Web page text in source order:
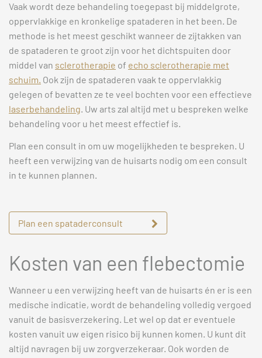
Vaak wordt deze behandeling toegepast bij middelgrote,
oppervlakkige en kronkelige spataderen in het been. De
methode is het meest geschikt wanneer de zijtakken van
de spataderen te groot zijn voor het dichtspuiten door
middel van sclerotherapie of echo sclerotherapie met
schuim. Ook zijn de spataderen vaak te oppervlakkig
gelegen of bevatten ze te veel bochten voor een effectieve
laserbehandeling. Uw arts zal altijd met u bespreken welke
behandeling voor u het meest effectief is.
Plan een consult in om uw mogelijkheden te bespreken. U
heeft een verwijzing van de huisarts nodig om een consult
in te kunnen plannen.
Plan een spataderconsult
Kosten van een flebectomie
Wanneer u een verwijzing heeft van de huisarts én er is een
medische indicatie, wordt de behandeling volledig vergoed
vanuit de basisverzekering. Let wel op dat er eventuele
kosten vanuit uw eigen risico bij kunnen komen. U kunt dit
altijd navragen bij uw zorgverzekeraar. Ook worden de